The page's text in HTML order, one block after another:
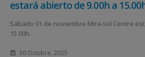
estará abierto de 9.00h a
Sábado 01 de noviembre Mira-sol Centre
15.00h.
30 Octubre, 2025